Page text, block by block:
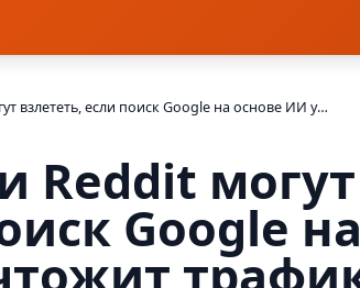
Акции Reddit могут взлететь, если поиск Google на основе ИИ уничтожит трафик онлайн-медиа
Reddit могут
Google